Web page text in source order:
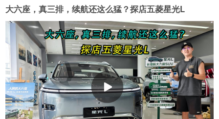
大六座，真三排，续航还这么猛？探店五菱星光L